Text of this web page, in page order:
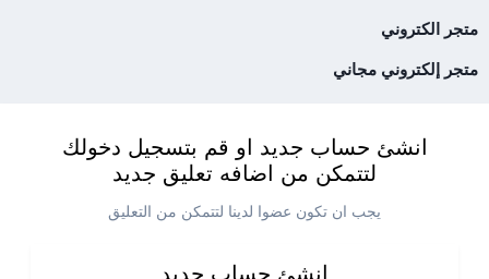
متجر الكتروني
متجر إلكتروني مجاني
انشئ حساب جديد او قم بتسجيل دخولك
لتتمكن من اضافه تعليق جديد
يجب ان تكون عضوا لدينا لتتمكن من التعليق
انشئ حساب جديد